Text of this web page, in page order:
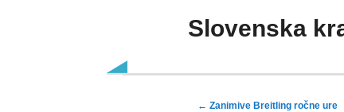
Slovenska
Post navigation
← Zanimive Breitling ročne ure